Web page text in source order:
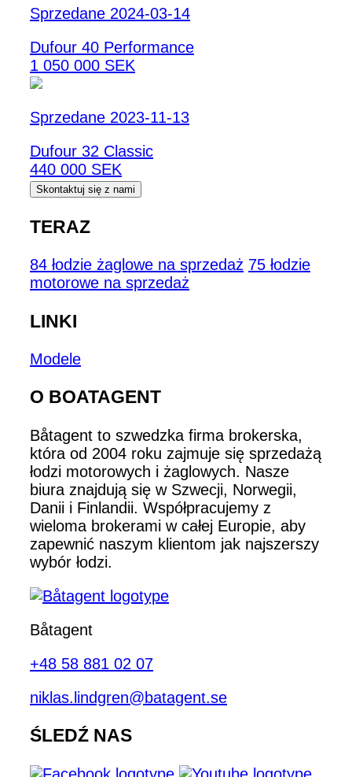
Sprzedane 2024-03-14
Dufour 40 Performance
1 050 000 SEK
Sprzedane 2023-11-13
Dufour 32 Classic
440 000 SEK
Skontaktuj się z nami
TERAZ
84 łodzie żaglowe na sprzedaż 75 łodzie
motorowe na sprzedaż
LINKI
Modele
O BOATAGENT
Båtagent to szwedzka firma brokerska,
która od 2004 roku zajmuje się sprzedażą
łodzi motorowych i żaglowych. Nasze
biura znajdują się w Szwecji, Norwegii,
Danii i Finlandii. Współpracujemy z
wieloma brokerami w całej Europie, aby
zapewnić naszym klientom jak najszerszy
wybór łodzi.
Båtagent
+48 58 881 02 07
niklas.lindgren@batagent.se
ŚLEDŹ NAS